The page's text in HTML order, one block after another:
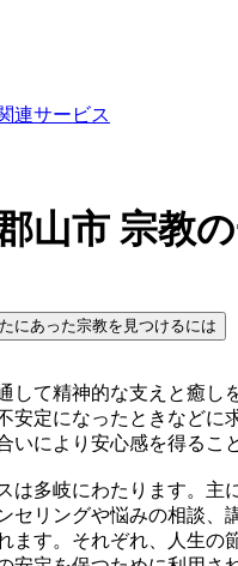
連サービス
山市 宗教
にあった宗教を見つけるには
して精神的な支えと癒し
安定になったときなどに
いにより安心感を得るこ
は多岐にわたります。主
セリングや悩みの相談、
ます。それぞれ、人生の